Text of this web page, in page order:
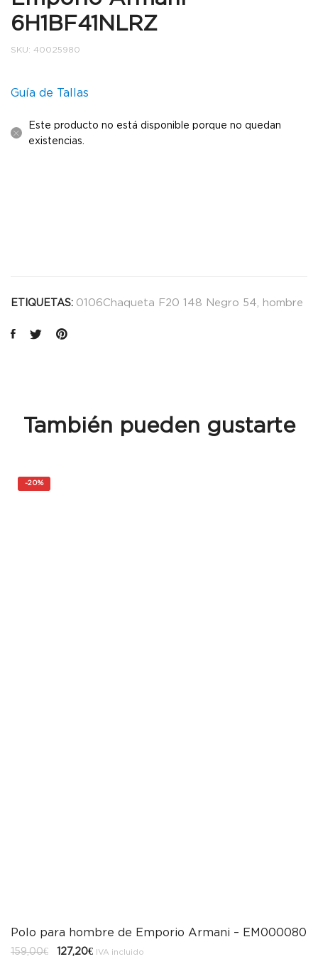
6H1BF41NLRZ
SKU: 40025980
Guía de Tallas
Este producto no está disponible porque no quedan
existencias.
ETIQUETAS: 0106Chaqueta F20 148 Negro 54 hombre
También pueden gustarte
-20%
Polo para hombre de Emporio Armani – EM000080
159,00€
El127,20€ElIVA incluido